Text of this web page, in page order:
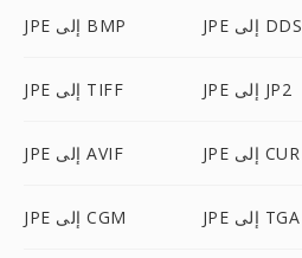
JPE إلى BMP JPE إلى DDS
JPE إلى TIFF JPE إلى JP2
JPE إلى AVIF JPE إلى CUR
JPE إلى CGM JPE إلى TGA